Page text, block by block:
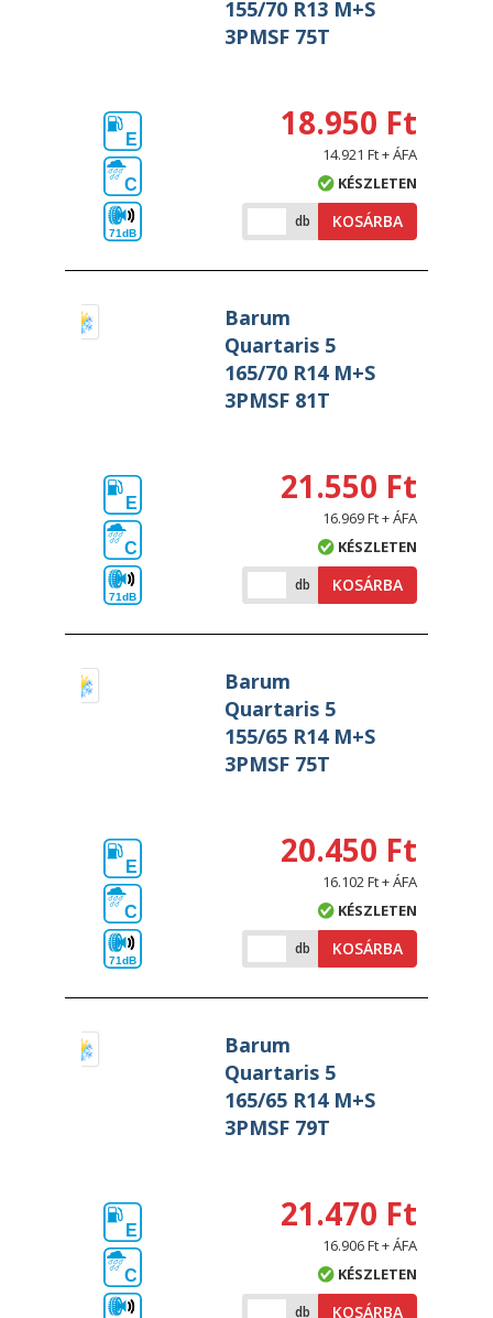
155/70 R13 M+S
3PMSF 75T
E
C
71dB
18.950 Ft
14.921 Ft + ÁFA
KÉSZLETEN
db KOSÁRBA
Barum
Quartaris 5
165/70 R14 M+S
3PMSF 81T
E
C
71dB
21.550 Ft
16.969 Ft + ÁFA
KÉSZLETEN
db KOSÁRBA
Barum
Quartaris 5
155/65 R14 M+S
3PMSF 75T
E
C
71dB
20.450 Ft
16.102 Ft + ÁFA
KÉSZLETEN
db KOSÁRBA
Barum
Quartaris 5
165/65 R14 M+S
3PMSF 79T
E
C
21.470 Ft
16.906 Ft + ÁFA
KÉSZLETEN
db KOSÁRBA